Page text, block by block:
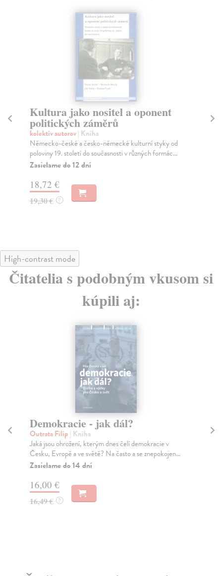
Kultura jako nositel a oponent
politických záměrů
kolektív autorov| Kniha
Německo-české a česko-německé kulturní styky od
poloviny 19. století do současnosti v různých formác...
Zasielame do 12 dní
18,72 €
19,30 € ?
High-contrast mode
Čitatelia s podobným vkusom si
kúpili aj:
Demokracie - jak dál?
Outrata Filip | Kniha
Jaká jsou ohrožení, kterým dnes čelí demokracie v
Česku, Evropě a ve světě? Na často a se znepokojen...
Zasielame do 14 dní
16,00 €
16,49 € ?